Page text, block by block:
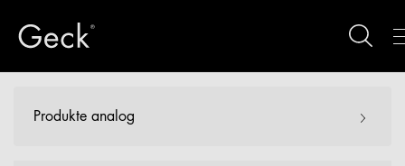
Produkte analog